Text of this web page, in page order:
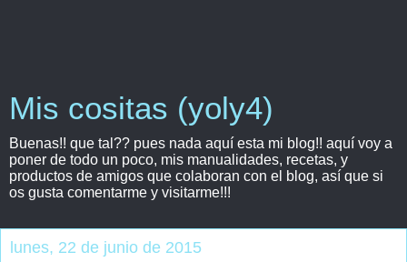
Mis cositas (yoly4)
Buenas!! que tal?? pues nada aquí esta mi blog!! aquí voy a
poner de todo un poco, mis manualidades, recetas, y
productos de amigos que colaboran con el blog, así que si
os gusta comentarme y visitarme!!!
lunes, 22 de junio de 2015